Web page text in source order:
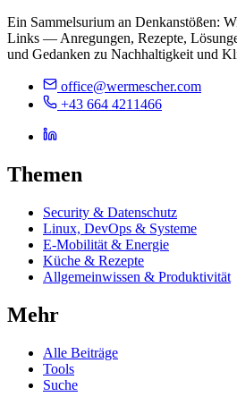
Ein Sammelsurium an Denkanstößen:
Links — Anregungen, Rezepte,
und Gedanken zu Nachhaltigkeit und
office@wermescher.com
+43 664 4211466
Themen
Security & Datenschutz
Linux, DevOps & Systeme
E-Mobilität & Energie
Küche & Rezepte
Allgemeinwissen & Produktivität
Mehr
Alle Beiträge
Tools
Suche